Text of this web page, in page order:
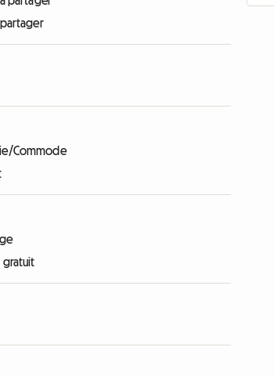
partager
Commode
gratuit